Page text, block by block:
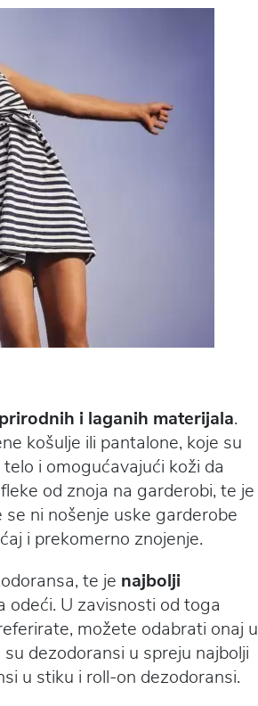
prirodnih i laganih materijala.
košulje ili pantalone, koje su
i omogućavajući koži da
od znoja na garderobi, te je
se ni nošenje uske garderobe
i prekomerno znojenje.
te je najbolji
odeći. U zavisnosti od toga
možete odabrati onaj u
dezodoransi u spreju najbolji
u stiku i roll-on dezodoransi.